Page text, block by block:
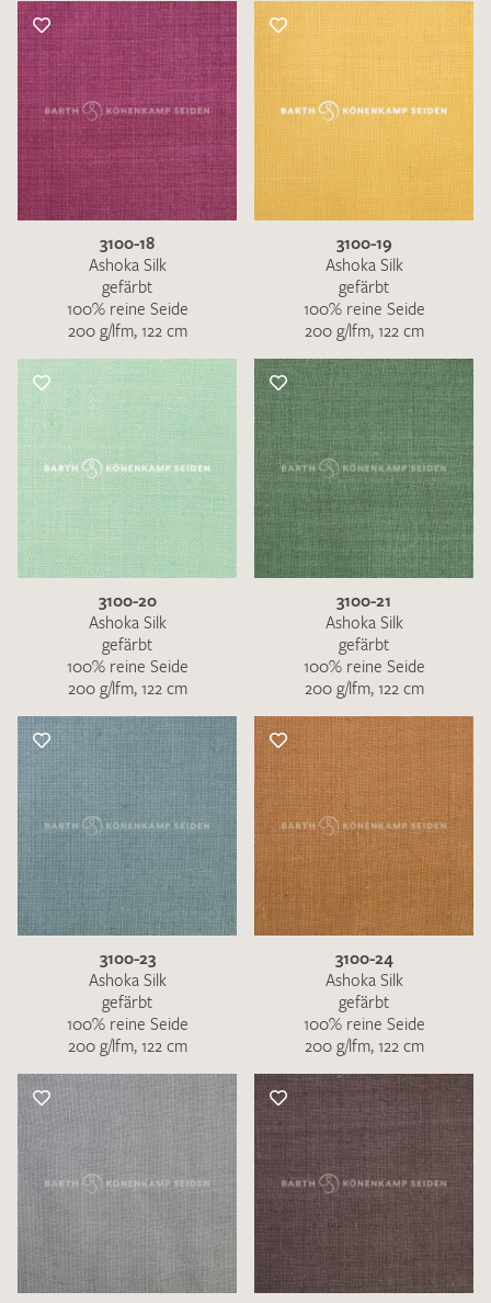
3100-18
Ashoka Silk
gefärbt
100% reine Seide
200 g/lfm, 122 cm
3100-19
Ashoka Silk
gefärbt
100% reine Seide
200 g/lfm, 122 cm
3100-20
Ashoka Silk
gefärbt
100% reine Seide
200 g/lfm, 122 cm
3100-21
Ashoka Silk
gefärbt
100% reine Seide
200 g/lfm, 122 cm
3100-23
Ashoka Silk
gefärbt
100% reine Seide
200 g/lfm, 122 cm
3100-24
Ashoka Silk
gefärbt
100% reine Seide
200 g/lfm, 122 cm